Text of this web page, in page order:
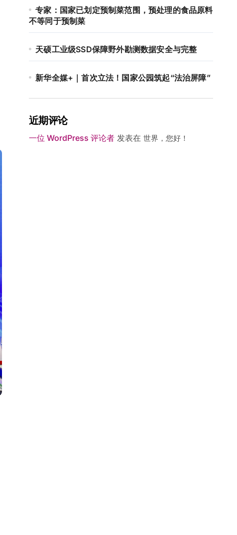
专家：国家已划定预制菜范围，预处理的食品原料
不等同于预制菜
天硕工业级SSD保障野外勘测数据安全与完整
新华全媒+｜首次立法！国家公园筑起“法治屏障”
近期评论
一位 WordPress 评论者 发表在 世界，您好！